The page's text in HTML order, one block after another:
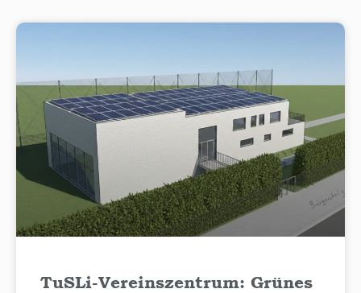
TuSLi-Vereinszentrum: Grünes